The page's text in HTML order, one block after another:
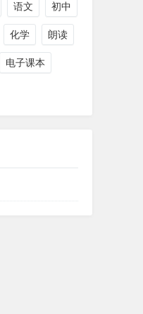
语文 初中
化学 朗读
电子课本